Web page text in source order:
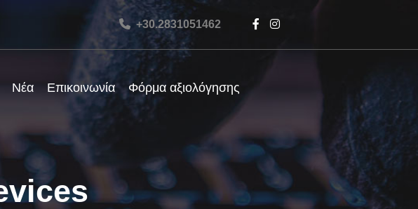
+30.2831051462
Νέα Επικοινωνία Φόρμα αξιολόγησης